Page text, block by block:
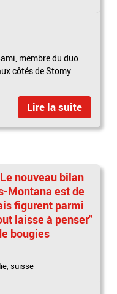
membre du duo
côtés de Stomy
Lire la suite
nouveau bilan
Montana est de
figurent parmi
laisse à penser"
bougies
,suisse